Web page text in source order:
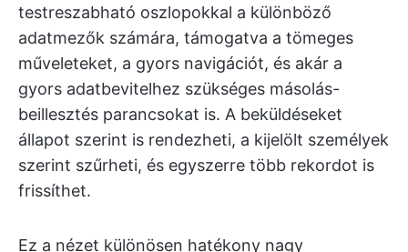
testreszabható oszlopokkal a különböző
adatmezők számára, támogatva a tömeges
műveleteket, a gyors navigációt, és akár a
gyors adatbevitelhez szükséges másolás-
beillesztés parancsokat is. A beküldéseket
állapot szerint is rendezheti, a kijelölt személyek
szerint szűrheti, és egyszerre több rekordot is
frissíthet.
Ez a nézet különösen hatékony nagy